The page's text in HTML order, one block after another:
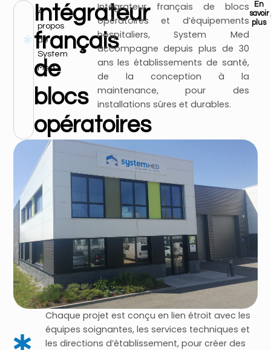
Chaque projet est conçu en lien étroit avec les
équipes soignantes, les services techniques et
les directions d’établissement, pour créer des
À
propos
de
System
Med
Intégrateur
français
de
blocs
opératoires
Intégrateur français de blocs
opératoires et d’équipements
hospitaliers, System Med
accompagne depuis plus de 30
ans les établissements de santé,
de la conception à la
maintenance, pour des
installations sûres et durables.
En
savoir
plus